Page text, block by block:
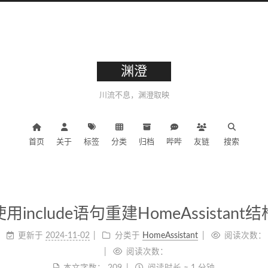
渊澄
川流不息，渊澄取映
首页 关于 标签 分类 归档 哔哔 友链 搜索
用include语句重建HomeAssistant结
更新于 2024-11-02 分类于 HomeAssistant 阅读次数：
阅读次数：